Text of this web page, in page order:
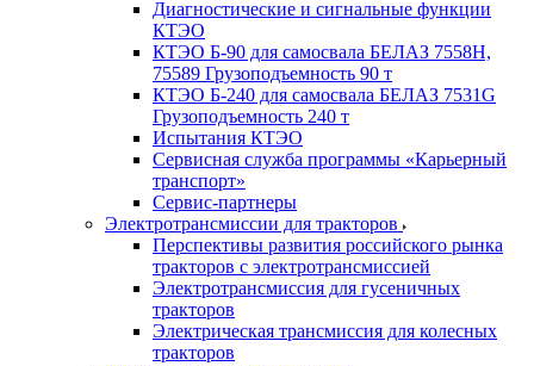
Диагностические и сигнальные функции
КТЭО
КТЭО Б-90 для самосвала БЕЛАЗ 7558H,
75589 Грузоподъемность 90 т
КТЭО Б-240 для самосвала БЕЛАЗ 7531G
Грузоподъемность 240 т
Испытания КТЭО
Сервисная служба программы «Карьерный
транспорт»
Сервис-партнеры
Электротрансмиссии для тракторов
Перспективы развития российского рынка
тракторов с электротрансмиссией
Электротрансмиссия для гусеничных
тракторов
Электрическая трансмиссия для колесных
тракторов